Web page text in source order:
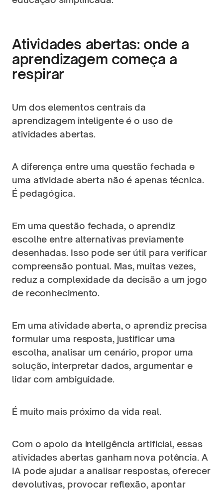
Atividades abertas: onde a
aprendizagem começa a
respirar
Um dos elementos centrais da
aprendizagem inteligente é o uso de
atividades abertas.
A diferença entre uma questão fechada e
uma atividade aberta não é apenas técnica.
É pedagógica.
Em uma questão fechada, o aprendiz
escolhe entre alternativas previamente
desenhadas. Isso pode ser útil para verificar
compreensão pontual. Mas, muitas vezes,
reduz a complexidade da decisão a um jogo
de reconhecimento.
Em uma atividade aberta, o aprendiz precisa
formular uma resposta, justificar uma
escolha, analisar um cenário, propor uma
solução, interpretar dados, argumentar e
lidar com ambiguidade.
É muito mais próximo da vida real.
Com o apoio da inteligência artificial, essas
atividades abertas ganham nova potência. A
IA pode ajudar a analisar respostas, oferecer
devolutivas, provocar reflexão, apontar